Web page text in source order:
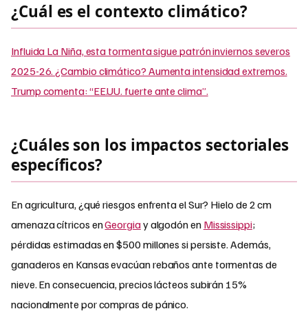
¿Cuál es el contexto climático?
Influida La Niña, esta tormenta sigue patrón inviernos severos
2025-26. ¿Cambio climático? Aumenta intensidad extremos.
Trump comenta: “EE.UU. fuerte ante clima”.
¿Cuáles son los impactos sectoriales
específicos?
En agricultura, ¿qué riesgos enfrenta el Sur? Hielo de 2 cm
amenaza cítricos enGeorgiay algodón en Mississippi;
pérdidas estimadas en $500 millones si persiste. Además,
ganaderos en Kansas evacúan rebaños ante tormentas de
nieve. En consecuencia, precios lácteos subirán 15%
nacionalmente por compras de pánico.